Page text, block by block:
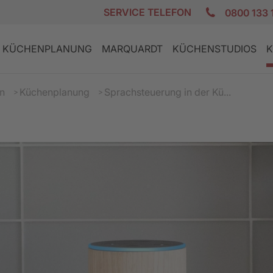
SERVICE TELEFON 0800 133
GERÄTE
KÜCHENPLANUNG MARQUARDT KÜCHENSTUDIOS
Küchenplanung Sprachsteuerung in der Kü...